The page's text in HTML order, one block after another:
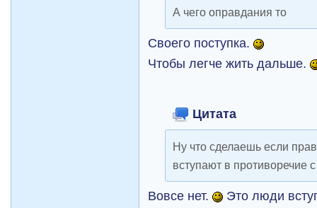
А чего оправдания то
Своего поступка.
Чтобы легче жить дальше.
Цитата
Ну что сделаешь если
вступают в противоречие
Вовсе нет.
Это люди